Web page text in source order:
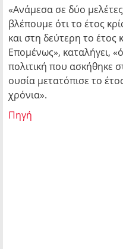
«Ανάμεσα σε δύο
βλέπουμε ότι το έτος
και στη δεύτερη το έτος
Επομένως», καταλήγει,
πολιτική που ασκήθηκε
ουσία μετατόπισε το
χρόνια».
Πηγή